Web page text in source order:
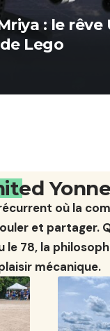
: le rêve
Lego
où la
et partager.
le 78, la
mécanique.